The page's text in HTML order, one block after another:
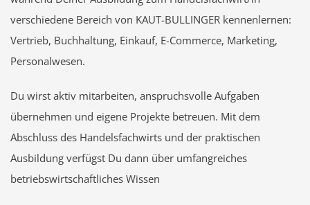
verschiedene Bereich von KAUT-BULLINGER kennenlernen:
Vertrieb, Buchhaltung, Einkauf, E-Commerce, Marketing,
Personalwesen.
Du wirst aktiv mitarbeiten, anspruchsvolle Aufgaben
übernehmen und eigene Projekte betreuen. Mit dem
Abschluss des Handelsfachwirts und der praktischen
Ausbildung verfügst Du dann über umfangreiches
betriebswirtschaftliches Wissen